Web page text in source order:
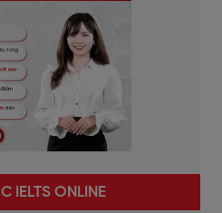
IELTS ONLINE